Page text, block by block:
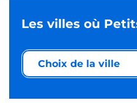
Les villes où